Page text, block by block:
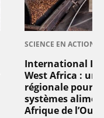
SCIENCE EN ACTION
International
West Africa :
régionale pour
systèmes
Afrique de